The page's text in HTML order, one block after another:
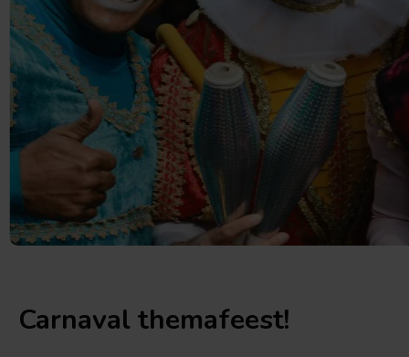
afbeelding
Carnaval themafeest!